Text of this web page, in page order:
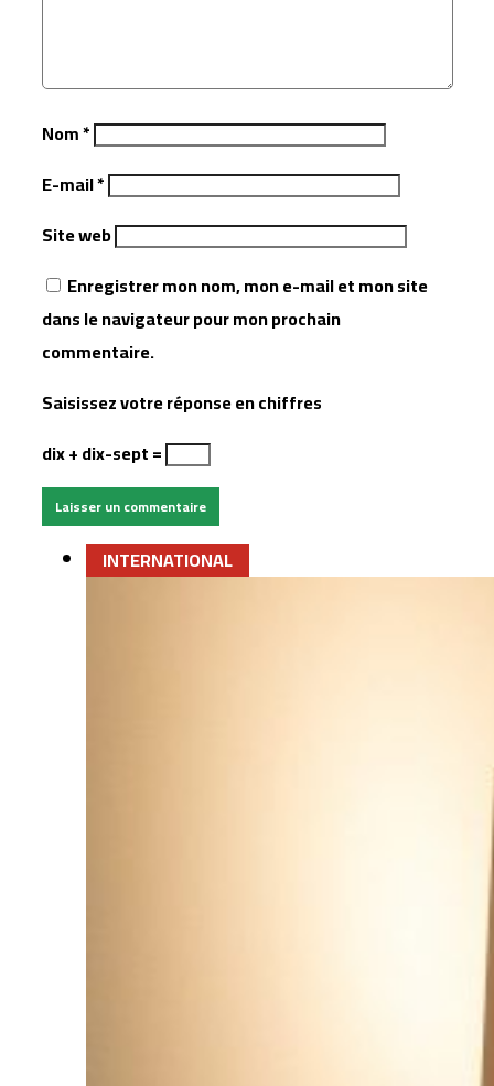
Nom*
E-mail*
Site web
Enregistrer mon nom, mon e-mail et mon site
dans le navigateur pour mon prochain
commentaire.
Saisissez votre réponse en chiffres
dix + dix-sept =
INTERNATIONAL